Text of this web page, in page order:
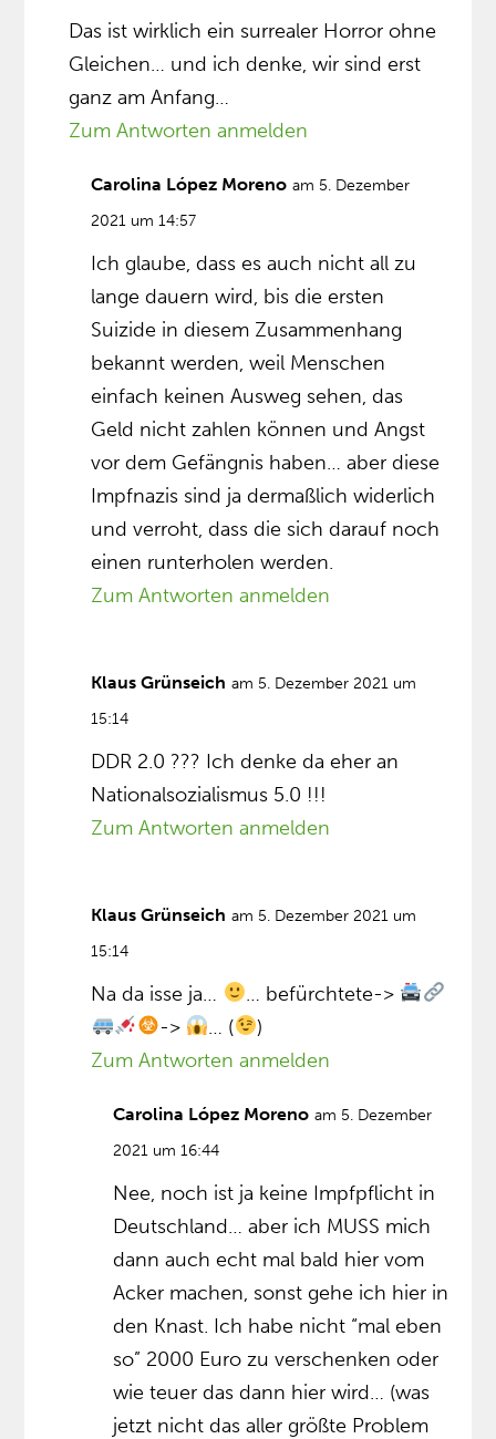
Das ist wirklich ein surrealer Horror ohne
Gleichen… und ich denke, wir sind erst
ganz am Anfang…
Zum Antworten anmelden
Carolina López Moreno am 5. Dezember
2021 um 14:57
Ich glaube, dass es auch nicht all zu
lange dauern wird, bis die ersten
Suizide in diesem Zusammenhang
bekannt werden, weil Menschen
einfach keinen Ausweg sehen, das
Geld nicht zahlen können und Angst
vor dem Gefängnis haben… aber diese
Impfnazis sind ja dermaßlich widerlich
und verroht, dass die sich darauf noch
einen runterholen werden.
Zum Antworten anmelden
Klaus Grünseich am 5. Dezember 2021 um
15:14
DDR 2.0 ??? Ich denke da eher an
Nationalsozialismus 5.0 !!!
Zum Antworten anmelden
Klaus Grünseich am 5. Dezember 2021 um
15:14
Na da isse ja…
… befürchtete->
->
… (
)
Zum Antworten anmelden
Carolina López Moreno am 5. Dezember
2021 um 16:44
Nee, noch ist ja keine Impfpflicht in
Deutschland… aber ich MUSS mich
dann auch echt mal bald hier vom
Acker machen, sonst gehe ich hier in
den Knast. Ich habe nicht “mal eben
so” 2000 Euro zu verschenken oder
wie teuer das dann hier wird… (was
jetzt nicht das aller größte Problem